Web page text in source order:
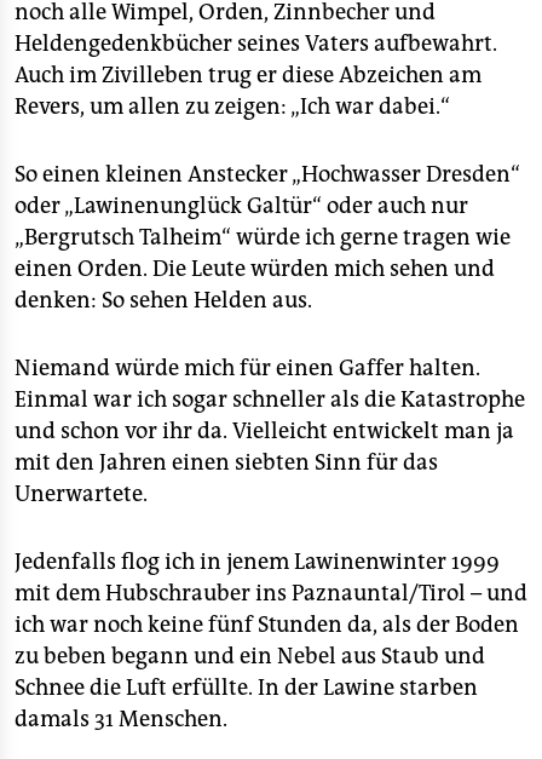
noch alle Wimpel, Orden, Zinnbecher und
Heldengedenkbücher seines Vaters aufbewahrt.
Auch im Zivilleben trug er diese Abzeichen am
Revers, um allen zu zeigen: „Ich war dabei.“
So einen kleinen Anstecker „Hochwasser Dresden“
oder „Lawinenunglück Galtür“ oder auch nur
„Bergrutsch Talheim“ würde ich gerne tragen wie
einen Orden. Die Leute würden mich sehen und
denken: So sehen Helden aus.
Niemand würde mich für einen Gaffer halten.
Einmal war ich sogar schneller als die Katastrophe
und schon vor ihr da. Vielleicht entwickelt man ja
mit den Jahren einen siebten Sinn für das
Unerwartete.
Jedenfalls flog ich in jenem Lawinenwinter 1999
mit dem Hubschrauber ins Paznauntal/Tirol – und
ich war noch keine fünf Stunden da, als der Boden
zu beben begann und ein Nebel aus Staub und
Schnee die Luft erfüllte. In der Lawine starben
damals 31 Menschen.